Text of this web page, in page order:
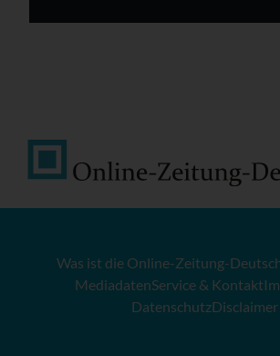
Was ist die Online-Zeitung-
MediadatenService & Kontakt
DatenschutzDisclaimer